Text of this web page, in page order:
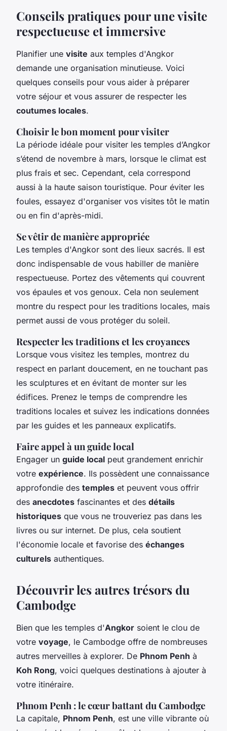
Conseils pratiques pour une visite
respectueuse et immersive
Planifier une visite aux temples d'Angkor
demande une organisation minutieuse. Voici
quelques conseils pour vous aider à préparer
votre séjour et vous assurer de respecter les
coutumes locales.
Choisir le bon moment pour visiter
La période idéale pour visiter les temples d’Angkor
s’étend de novembre à mars, lorsque le climat est
plus frais et sec. Cependant, cela correspond
aussi à la haute saison touristique. Pour éviter les
foules, essayez d'organiser vos visites tôt le matin
ou en fin d'après-midi.
Se vêtir de manière appropriée
Les temples d'Angkor sont des lieux sacrés. Il est
donc indispensable de vous habiller de manière
respectueuse. Portez des vêtements qui couvrent
vos épaules et vos genoux. Cela non seulement
montre du respect pour les traditions locales, mais
permet aussi de vous protéger du soleil.
Respecter les traditions et les croyances
Lorsque vous visitez les temples, montrez du
respect en parlant doucement, en ne touchant pas
les sculptures et en évitant de monter sur les
édifices. Prenez le temps de comprendre les
traditions locales et suivez les indications données
par les guides et les panneaux explicatifs.
Faire appel à un guide local
Engager un guide local peut grandement enrichir
votre expérience. Ils possèdent une connaissance
approfondie des temples et peuvent vous offrir
des anecdotes fascinantes et des détails
historiques que vous ne trouveriez pas dans les
livres ou sur internet. De plus, cela soutient
l'économie locale et favorise des échanges
culturels authentiques.
Découvrir les autres trésors du
Cambodge
Bien que les temples d'Angkor soient le clou de
votre voyage, le Cambodge offre de nombreuses
autres merveilles à explorer. De Phnom Penh à
Koh Rong, voici quelques destinations à ajouter à
votre itinéraire.
Phnom Penh : le cœur battant du Cambodge
La capitale, Phnom Penh, est une ville vibrante où